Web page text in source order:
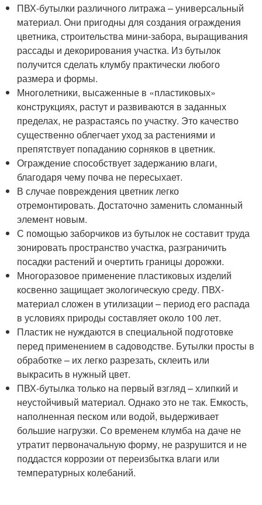
ПВХ-бутылки различного литража – универсальный
материал. Они пригодны для создания ограждения
цветника, строительства мини-забора, выращивания
рассады и декорирования участка. Из бутылок
получится сделать клумбу практически любого
размера и формы.
Многолетники, высаженные в «пластиковых»
конструкциях, растут и развиваются в заданных
пределах, не разрастаясь по участку. Это качество
существенно облегчает уход за растениями и
препятствует попаданию сорняков в цветник.
Ограждение способствует задержанию влаги,
благодаря чему почва не пересыхает.
В случае повреждения цветник легко
отремонтировать. Достаточно заменить сломанный
элемент новым.
С помощью заборчиков из бутылок не составит труда
зонировать пространство участка, разграничить
посадки растений и очертить границы дорожки.
Многоразовое применение пластиковых изделий
косвенно защищает экологическую среду. ПВХ-
материал сложен в утилизации – период его распада
в условиях природы составляет около 100 лет.
Пластик не нуждаются в специальной подготовке
перед применением в садоводстве. Бутылки просты в
обработке – их легко разрезать, склеить или
выкрасить в нужный цвет.
ПВХ-бутылка только на первый взгляд – хлипкий и
неустойчивый материал. Однако это не так. Емкость,
наполненная песком или водой, выдерживает
большие нагрузки. Со временем клумба на даче не
утратит первоначальную форму, не разрушится и не
поддастся коррозии от переизбытка влаги или
температурных колебаний.